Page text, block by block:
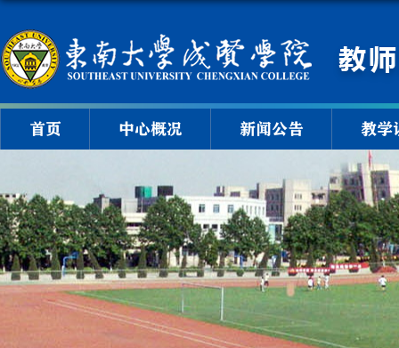
首页 中心概况 新闻公告 教学